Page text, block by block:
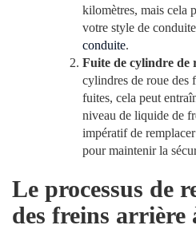
kilomètres, mais cela
votre style de
conduite.
Fuite de cylindre de
cylindres de roue des
fuites, cela peut
niveau de liquide de
impératif de
pour maintenir la
Le processus de
des freins arrière